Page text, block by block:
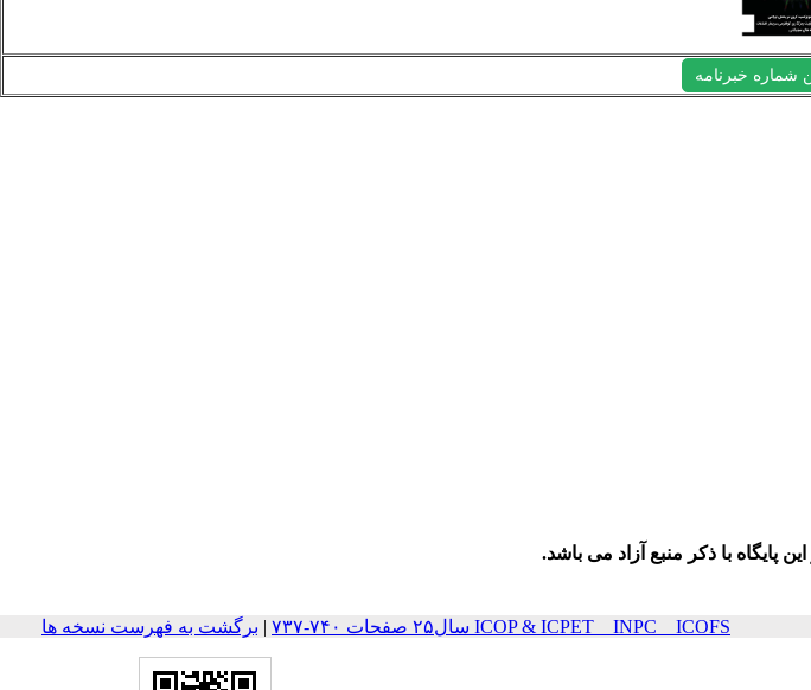
شماره خبرنامه
پایگاه با ذکر منبع آزاد می باشد.
ICOP & ICPET _ INPC _ ICOFS سال۲۵ صفحات ۷۴۰-۷۳۷ | برگشت به فهرست نسخه ها